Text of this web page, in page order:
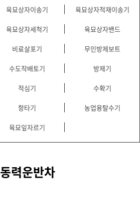
육묘상자이송기 육묘상자적재이송기
육묘상자세척기 육묘상자밴드
비료살포기 무인방제보트
수도작배토기 방제기
적심기 수확기
항타기 농업용탈수기
육묘잎자르기
동력운반차